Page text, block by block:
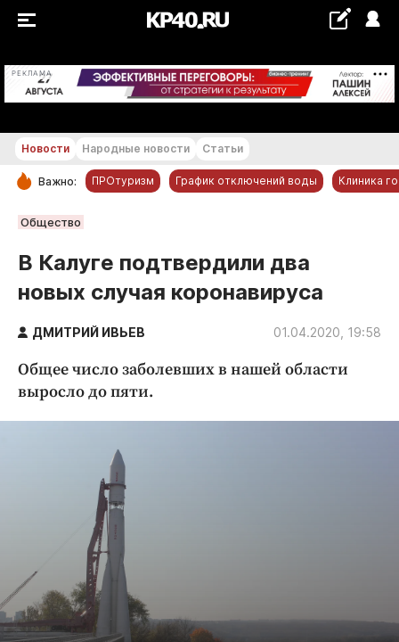
РЕКЛАМА +23...+24 °С
РУБРИКИ
Новости компаний
Статьи
Народные новости
Авто и транспорт
Благоустройство
Недвижимость и ЖКХ
Образование
Общество
Погода
Праздники
Происшествия
Спорт
Новости Народные новости Статьи
Важно: ПРОтуризм График отключений воды Клиника
Общество
В Калуге подтвердили два
новых случая коронавируса
ДМИТРИЙ ИВЬЕВ 01.04.2020, 19:58
Общее число заболевших в нашей области
выросло до пяти.